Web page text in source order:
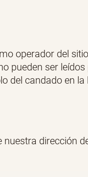
operador del
pueden ser leídos
del candado en la
nuestra dirección